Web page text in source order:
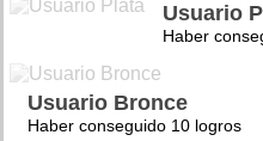
Usuario
Haber
Usuario Bronce
Haber conseguido 10 logros